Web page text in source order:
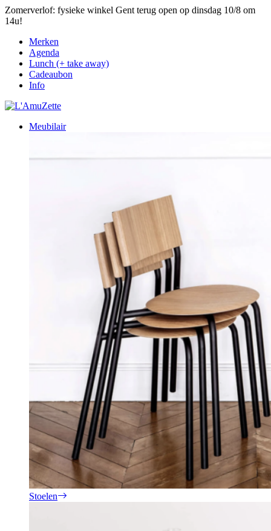
Zomerverlof: fysieke winkel Gent terug open op dinsdag 10/8 om
14u!
Merken
Agenda
Lunch (+ take away)
Cadeaubon
Info
Meubilair
Stoelen